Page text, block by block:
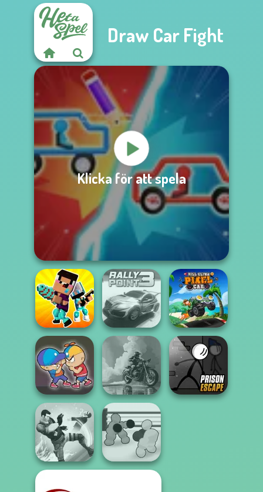
Draw Car Fight
Klicka för att spela
Noob vs Pro
Challenge
Rally Point 3
Hill Climb Pixel
Car
Elevator Fight
3D Moto
Simulator 2